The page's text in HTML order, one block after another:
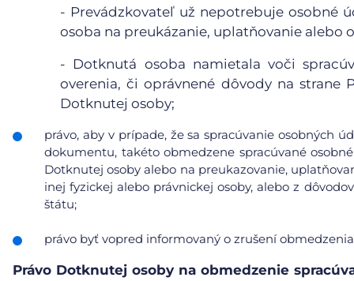
- Prevádzkovateľ už nepotrebuje osobné
osoba na preukázanie, uplatňovanie alebo
- Dotknutá osoba namietala voči
overenia, či oprávnené dôvody na strane
Dotknutej osoby;
právo, aby v prípade, že sa spracúvanie osobných
dokumentu, takéto obmedzene spracúvané
Dotknutej osoby alebo na preukazovanie,
inej fyzickej alebo právnickej osoby, alebo z
štátu;
právo byť vopred informovaný o zrušení
Právo Dotknutej osoby na obmedzenie